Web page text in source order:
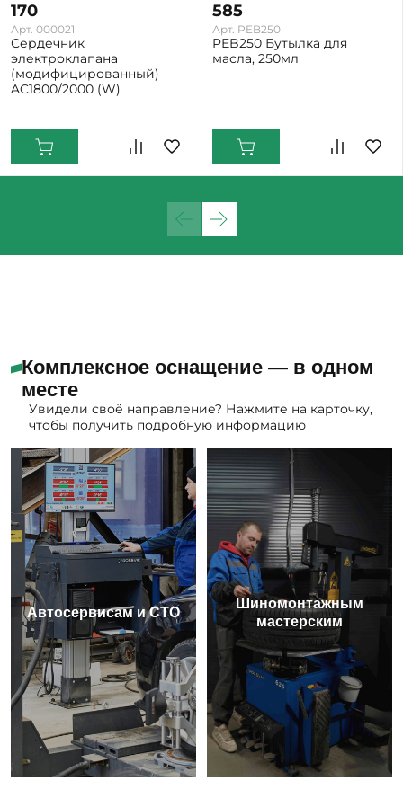
170
Арт. 000021
Сердечник
электроклапана
(модифицированный)
AC1800/2000 (W)
585
Арт. PEB250
PEB250 Бутылка для
масла, 250мл
Комплексное оснащение — в одном
месте
Увидели своё направление? Нажмите на карточку,
чтобы получить подробную информацию
Автосервисам и СТО
Шиномонтажным
мастерским